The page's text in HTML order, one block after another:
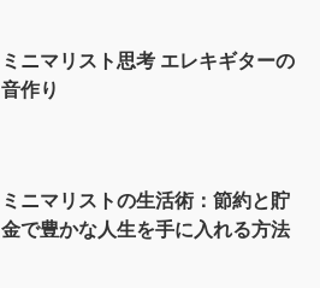
ミニマリスト思考 エレキギターの
音作り
ミニマリストの生活術：節約と貯
金で豊かな人生を手に入れる方法